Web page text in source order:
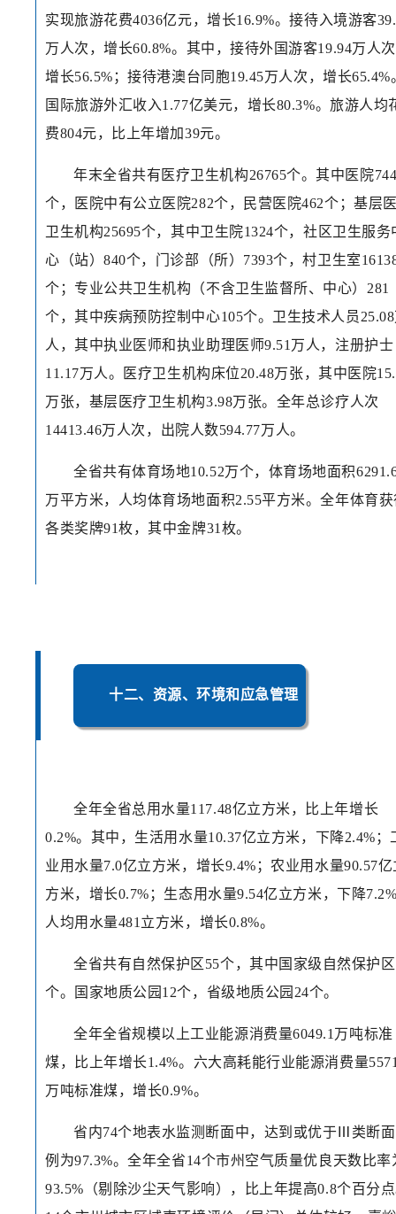
实现旅游花费4036亿元，增长16.9%。接待入境游客
万人次，增长60.8%。其中，接待外国游客19.94万人
增长56.5%；接待港澳台同胞19.45万人次，增长65.4%
国际旅游外汇收入1.77亿美元，增长80.3%。旅游人均
费804元，比上年增加39元。
年末全省共有医疗卫生机构26765个。其中医院
个，医院中有公立医院282个，民营医院462个；基层
卫生机构25695个，其中卫生院1324个，社区卫生服务
心（站）840个，门诊部（所）7393个，村卫生室
个；专业公共卫生机构（不含卫生监督所、中心）281
个，其中疾病预防控制中心105个。卫生技术人员
人，其中执业医师和执业助理医师9.51万人，注册护士
11.17万人。医疗卫生机构床位20.48万张，其中医院
万张，基层医疗卫生机构3.98万张。全年总诊疗人次
14413.46万人次，出院人数594.77万人。
全省共有体育场地10.52万个，体育场地面积
万平方米，人均体育场地面积2.55平方米。全年体育
各类奖牌91枚，其中金牌31枚。
十二、资源、环境和应急管理
全年全省总用水量117.48亿立方米，比上年增长
0.2%。其中，生活用水量10.37亿立方米，下降2.4%；
业用水量7.0亿立方米，增长9.4%；农业用水量90.57亿
方米，增长0.7%；生态用水量9.54亿立方米，下降
人均用水量481立方米，增长0.8%。
全省共有自然保护区55个，其中国家级自然保护
个。国家地质公园12个，省级地质公园24个。
全年全省规模以上工业能源消费量6049.1万吨标准
煤，比上年增长1.4%。六大高耗能行业能源消费量
万吨标准煤，增长0.9%。
省内74个地表水监测断面中，达到或优于Ⅲ类断
例为97.3%。全年全省14个市州空气质量优良天数比率
93.5%（剔除沙尘天气影响），比上年提高0.8个百分